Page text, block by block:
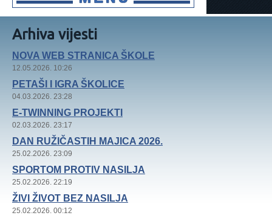
Arhiva vijesti
NOVA WEB STRANICA ŠKOLE
12.05.2026. 10:26
PETAŠI I IGRA ŠKOLICE
04.03.2026. 23:28
E-TWINNING PROJEKTI
02.03.2026. 23:17
DAN RUŽIČASTIH MAJICA 2026.
25.02.2026. 23:09
SPORTOM PROTIV NASILJA
25.02.2026. 22:19
ŽIVI ŽIVOT BEZ NASILJA
25.02.2026. 00:12